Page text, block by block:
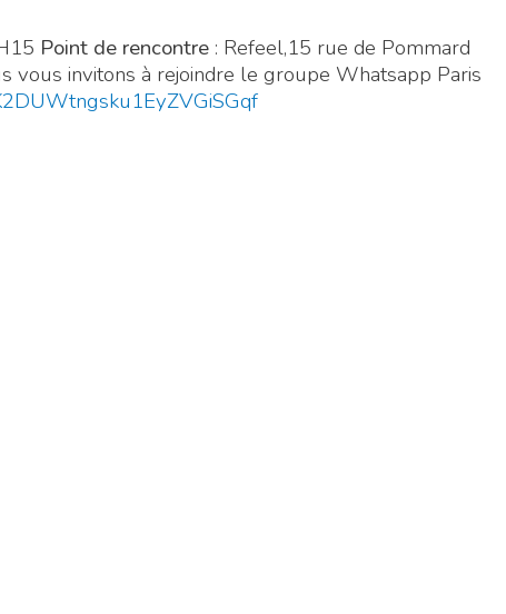
Point de rencontre : Refeel,15 rue de Pommard
vous invitons à rejoindre le groupe Whatsapp Paris